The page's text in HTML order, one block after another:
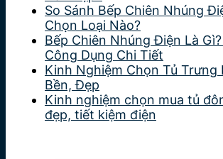
So Sánh Bếp Chiên Nhúng
Chọn Loại Nào?
Bếp Chiên Nhúng Điện Là
Công Dụng Chi Tiết
Kinh Nghiệm Chọn Tủ Trưng
Bền, Đẹp
Kinh nghiệm chọn mua tủ
đẹp, tiết kiệm điện